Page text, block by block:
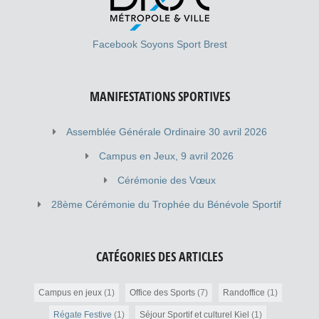
Natation : Natation – Cours Débutants – Cours
Perfectionnement – Stage Aquaphobie Hors compétition :
50 ans et + Marie-Claire Chalumeau et Jean Bihan : 02
Catherine Dolou : 02 98 80 30 03 Entraînements : MPT
Le Foll : 02 98 80 30 03 Entraînements […]
Facebook Soyons Sport Brest
MANIFESTATIONS SPORTIVES
Assemblée Générale Ordinaire 30 avril 2026
Campus en Jeux, 9 avril 2026
Cérémonie des Vœux
28ème Cérémonie du Trophée du Bénévole Sportif
CATÉGORIES DES ARTICLES
Campus en jeux(1) Office des Sports(7) Randoffice (1)
Régate Festive (1) Séjour Sportif et culturel Kiel (1)